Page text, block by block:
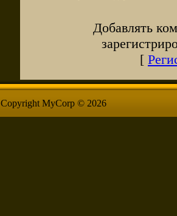
Добавлять
[
Copyright MyCorp © 2026